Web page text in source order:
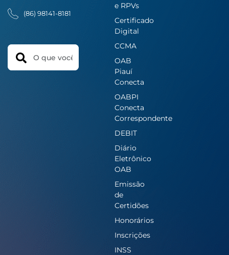
(86) 98141-8181
Search
e RPVs
Certificado
Digital
CCMA
OAB
Piauí
Conecta
OABPI
Conecta
Correspondente
DEBIT
Diário
Eletrônico
OAB
Emissão
de
Certidões
Honorários
Inscrições
INSS